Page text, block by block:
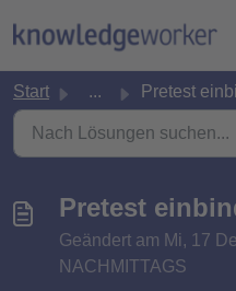
Start ... Pretest
Pretest
Geändert am Mi, 17
NACHMITTAGS